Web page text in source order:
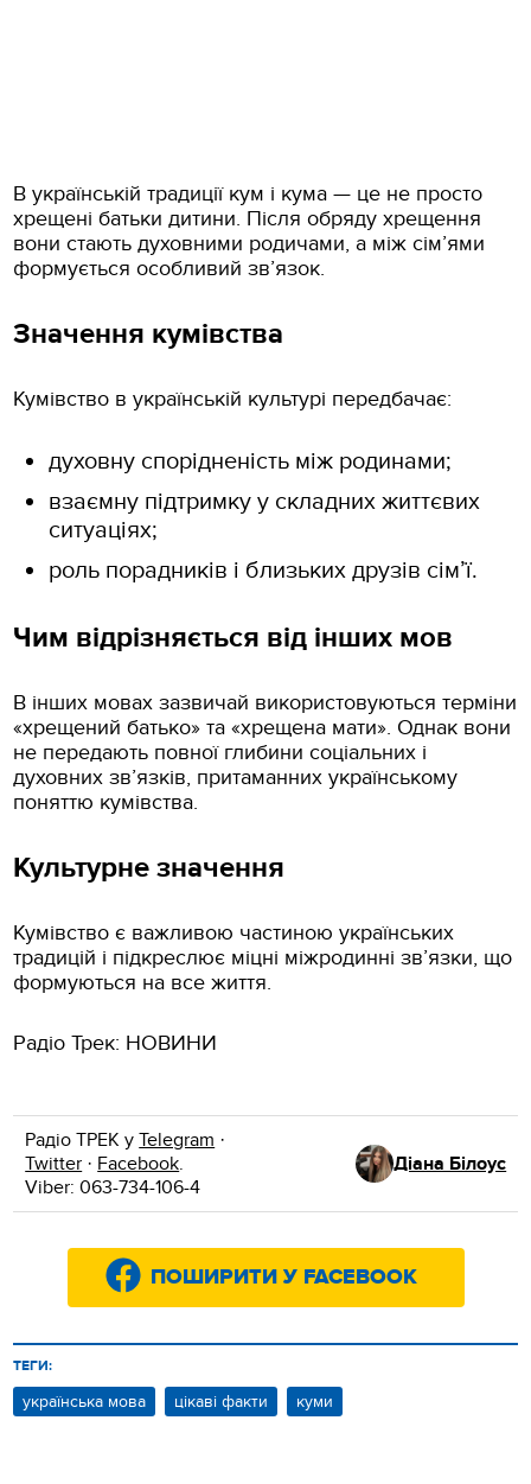
В українській традиції кум і кума — це не просто
хрещені батьки дитини. Після обряду хрещення
вони стають духовними родичами, а між сім’ями
формується особливий зв’язок.
Значення кумівства
Кумівство в українській культурі передбачає:
духовну спорідненість між родинами;
взаємну підтримку у складних життєвих
ситуаціях;
роль порадників і близьких друзів сім’ї.
Чим відрізняється від інших мов
В інших мовах зазвичай використовуються терміни
«хрещений батько» та «хрещена мати». Однак вони
не передають повної глибини соціальних і
духовних зв’язків, притаманних українському
поняттю кумівства.
Культурне значення
Кумівство є важливою частиною українських
традицій і підкреслює міцні міжродинні зв’язки, що
формуються на все життя.
Радіо Трек: НОВИНИ
Радіо ТРЕК уTelegram ·
Twitter · Facebook.
Viber: 063-734-106-4
Діана Білоус
ПОШИРИТИ У FACEBOOK
ТЕГИ:
українська мова цікаві факти куми